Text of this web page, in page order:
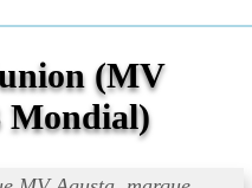
(MV
Mondial)